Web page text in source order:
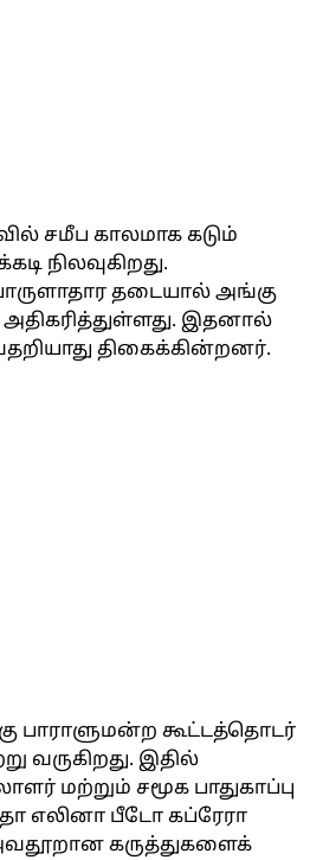
சமீப காலமாக கடும்
நிலவுகிறது.
தடையால் அங்கு
இதனால்
திகைக்கின்றனர்.
பாராளுமன்ற கூட்டத்தொடர்
வருகிறது. இதில்
மற்றும் சமூக பாதுகாப்பு
எலினா பீடோ கப்ரேரா
கருத்துகளைக்